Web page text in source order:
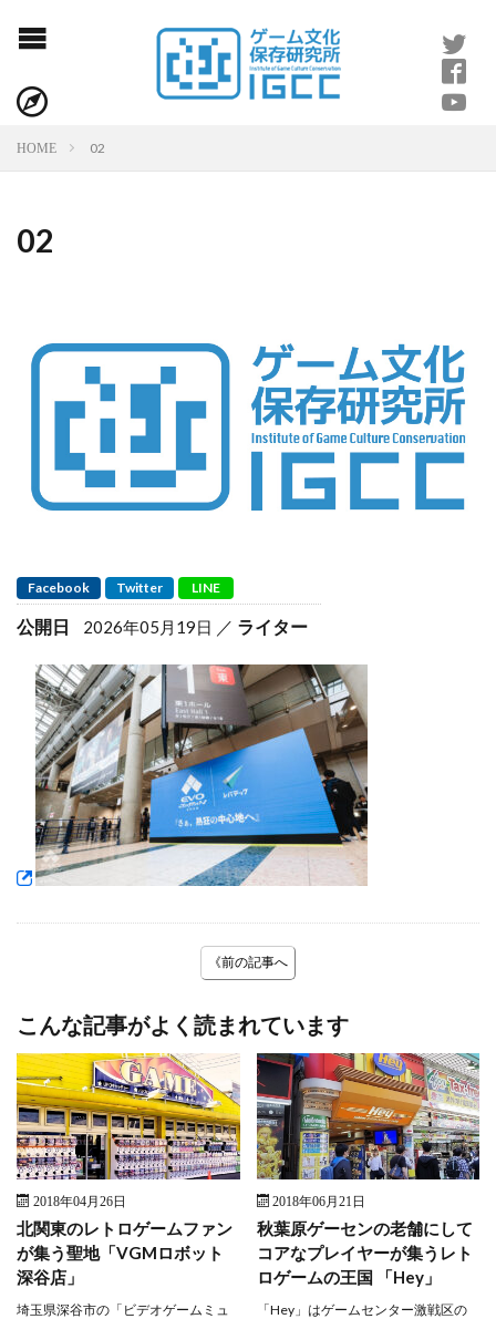
HOME 02
02
Facebook Twitter LINE
公開日 2026年05月19日 ライター
《前の記事へ
こんな記事がよく読まれています
2018年04月26日
北関東のレトロゲームファン
が集う聖地「VGMロボット
深谷店」
埼玉県深谷市の「ビデオゲームミュ
2018年06月21日
秋葉原ゲーセンの老舗にして
コアなプレイヤーが集うレト
ロゲームの王国 「Hey」
「Hey」はゲームセンター激戦区の